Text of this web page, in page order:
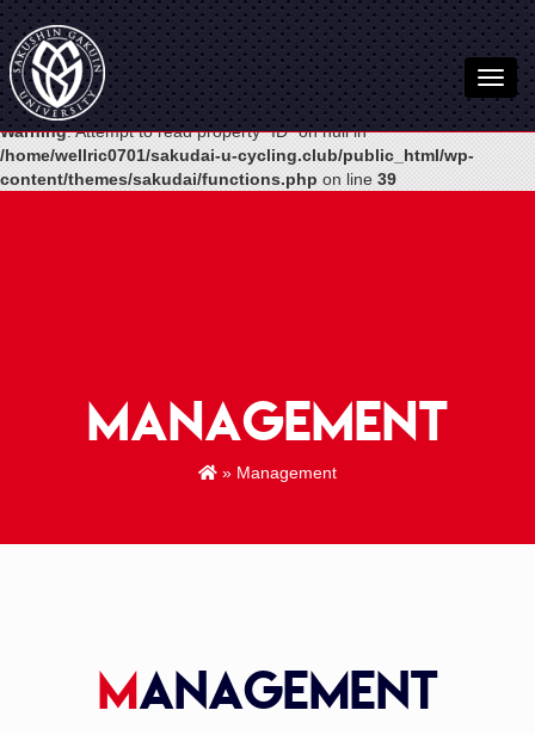
Warning: Undefined variable $post in/home/wellric0701/sakudai-u-
cycling.club/public_html/wp-
content/themes/sakudai/functions.phpon line 54
Warning: Attempt to read property "ID" on null in
/home/wellric0701/sakudai-u-cycling.club/public_html/wp-
content/themes/sakudai/functions.php on line 39
Management
» Management
Management